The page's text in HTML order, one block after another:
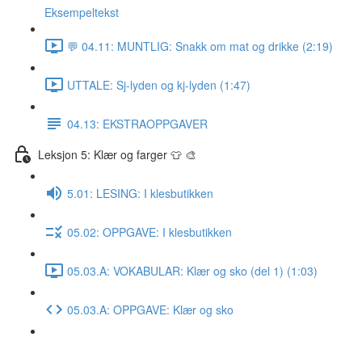
Eksempeltekst
💬 04.11: MUNTLIG: Snakk om mat og drikke (2:19)
UTTALE: Sj-lyden og kj-lyden (1:47)
04.13: EKSTRAOPPGAVER
Leksjon 5: Klær og farger 👕 🎨
5.01: LESING: I klesbutikken
05.02: OPPGAVE: I klesbutikken
05.03.A: VOKABULAR: Klær og sko (del 1) (1:03)
05.03.A: OPPGAVE: Klær og sko